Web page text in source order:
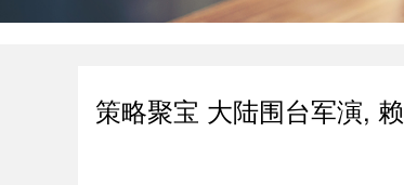
策略聚宝 大陆围台军演,